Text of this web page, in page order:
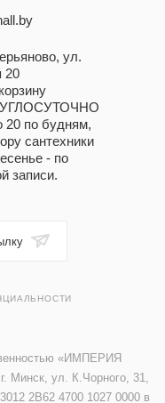
ул.
20
20 по будням,
сантехники
- по
записи.
«ИМПЕРИЯ
Минск, ул. К.Чорного, 31,
2B62 4700 1027 0000 в